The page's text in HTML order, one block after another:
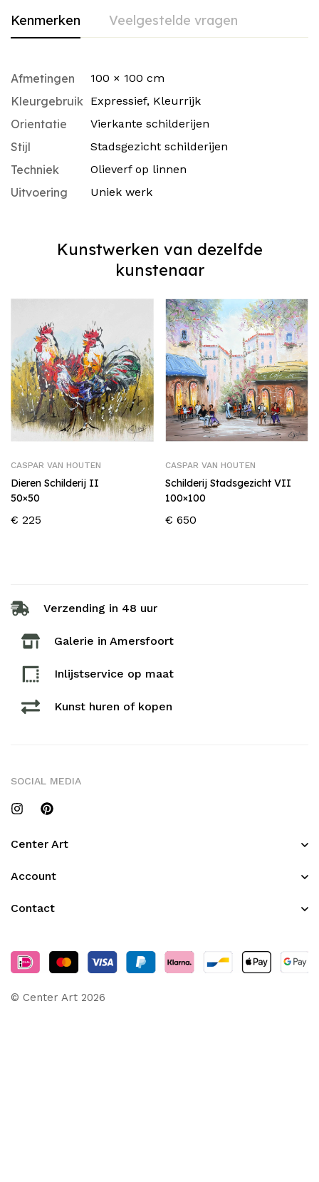
Kenmerken Veelgestelde vragen
Afmetingen 100 × 100 cm
Kleurgebruik Expressief, Kleurrijk
Orientatie Vierkante schilderijen
Stijl Stadsgezicht schilderijen
Techniek Olieverf op linnen
Uitvoering Uniek werk
Kunstwerken van dezelfde
kunstenaar
CASPAR VAN HOUTEN
Dieren Schilderij II
50×50
€ 225
CASPAR VAN HOUTEN
Schilderij Stadsgezicht VII
100×100
€ 650
Verzending in 48 uur
Galerie in Amersfoort
Inlijstservice op maat​
Kunst huren of kopen
Center Art
Account
Contact
SOCIAL MEDIA
© Center Art 2026